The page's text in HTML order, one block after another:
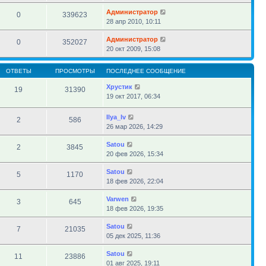
0 339623
Администратор
28 апр 2010, 10:11
0 352027
Администратор
20 окт 2009, 15:08
ОТВЕТЫ ПРОСМОТРЫ ПОСЛЕДНЕЕ СООБЩЕНИЕ
19 31390
Хрустик
19 окт 2017, 06:34
2 586
Ilya_Iv
26 мар 2026, 14:29
2 3845
Satou
20 фев 2026, 15:34
5 1170
Satou
18 фев 2026, 22:04
3 645
Varwen
18 фев 2026, 19:35
7 21035
Satou
05 дек 2025, 11:36
11 23886
Satou
01 авг 2025, 19:11